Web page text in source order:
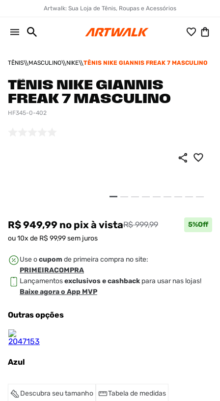
Artwalk: Sua Loja de Tênis, Roupas e Acessórios
TÊNIS MASCULINO NIKE TÊNIS NIKE GIANNIS FREAK 7 MASCULINO
TÊNIS NIKE GIANNIS
FREAK 7 MASCULINO
HF345-0-402
R$ 949,99 no pixà vistaR$ 999,99 5%Off
ou10x de R$ 99,99sem juros
Use ocupom de primeira compra no site:
PRIMEIRACOMPRA
Lançamentosexclusivos e cashback para usar nas lojas!
Baixe agora o App MVP
Outras opções
Azul
Descubra seu tamanho Tabela de medidas